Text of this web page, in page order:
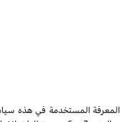
المعرفة المستخدمة في هذه